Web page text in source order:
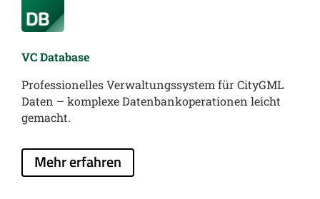
VC Database
Professionelles Verwaltungssystem für CityGML
Daten – komplexe Datenbankoperationen leicht
gemacht.
Mehr erfahren